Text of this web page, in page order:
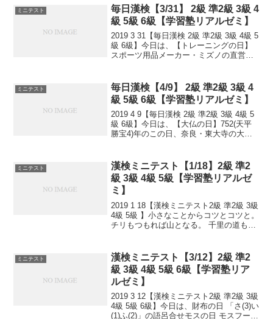
は皆さんだいたいできますが、...
ミニテスト
毎日漢検【3/31】 2級 準2級 3級 4
級 5級 6級【学習塾リアルゼミ】
2019 3 31【毎日漢検 2級 準2級 3級 4級 5
級 6級】今日は、【トレーニングの日】
スポーツ用品メーカー・ミズノの直営
いう日。小さなことからコツとコツと...
ミニテスト
毎日漢検【4/9】 2級 準2級 3級 4
級 5級 6級【学習塾リアルゼミ】
2019 4 9【毎日漢検 2級 準2級 3級 4級 5
級 6級】今日は、【大仏の日】752(天平
勝宝4)年のこの日、奈良・東大寺の大仏
マイスター協会が制定。四(し)九...
ミニテスト
漢検ミニテスト【1/18】2級 準2
級 3級 4級 5級【学習塾リアルゼ
ミ】
2019 1 18【漢検ミニテスト2級 準2級 3級
4級 5級 】小さなことからコツとコツと。
チリもつもれば山となる。 千里の道も一
熟語問題などの出来具合が合...
ミニテスト
漢検ミニテスト【3/12】2級 準2
級 3級 4級 5級 6級【学習塾リア
ルゼミ】
2019 3 12【漢検ミニテスト2級 準2級 3級
4級 5級 6級】今日は、財布の日 「さ(3)い
(1)ふ(2)」の語呂合せモスの日 モスフード